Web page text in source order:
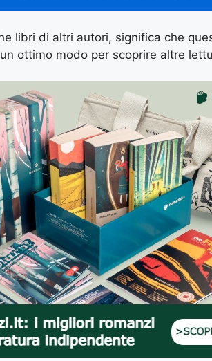
libri di altri autori, significa che
ottimo modo per scoprire altre